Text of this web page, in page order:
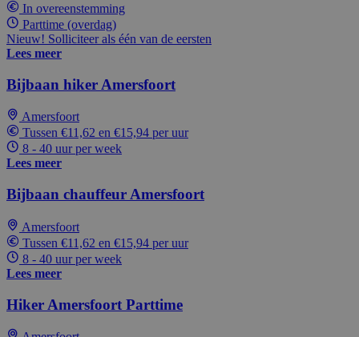
In overeenstemming
Parttime (overdag)
Nieuw! Solliciteer als één van de eersten
Lees meer
Bijbaan hiker Amersfoort
Amersfoort
Tussen €11,62 en €15,94 per uur
8 - 40 uur per week
Lees meer
Bijbaan chauffeur Amersfoort
Amersfoort
Tussen €11,62 en €15,94 per uur
8 - 40 uur per week
Lees meer
Hiker Amersfoort Parttime